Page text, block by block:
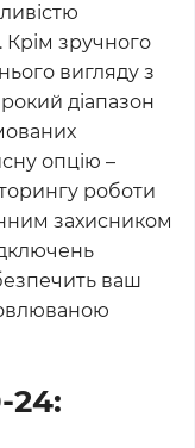
зручного
вигляду з
діапазон
опцію –
роботи
захисником
ваш
24: